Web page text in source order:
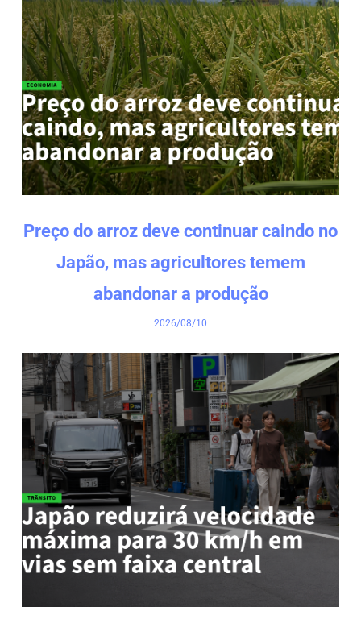
Preço do arroz deve continuar caindo no
Japão, mas agricultores temem
abandonar a produção
2026/08/10